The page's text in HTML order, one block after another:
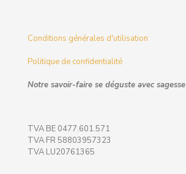
Conditions générales d'utilisation
Politique de confidentialité
Notre savoir-faire se déguste avec sagesse
TVA BE 0477.601.571
TVA FR 58803957323
TVA LU20761365